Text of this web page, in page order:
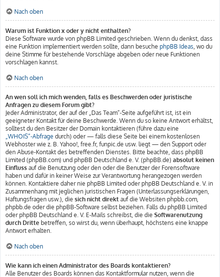
Nach oben
Warum ist Funktion x oder y nicht enthalten?
Diese Software wurde von phpBB Limited geschrieben. Wenn du denkst, dass
eine Funktion implementiert werden sollte, dann besuche phpBB Ideas, wo du
deine Stimme für bestehende Vorschläge abgeben oder neue Funktionen
vorschlagen kannst.
Nach oben
An wen soll ich mich wenden, falls es Beschwerden oder juristische
Anfragen zu diesem Forum gibt?
Jeder Administrator, der auf der „Das Team“-Seite aufgeführt ist, ist ein
geeigneter Kontakt für deine Beschwerde. Wenn du so keine Antwort erhältst,
solltest du den Besitzer der Domain kontaktieren (führe dazu eine
„WHOIS“-Abfrage durch) oder — falls diese Seite bei einem kostenlosen
Webhoster wie z. B. Yahoo!, free.fr, funpic.de usw. liegt — den Support oder
den Abuse-Kontakt des betreffenden Dienstes. Bitte beachte, dass phpBB
Limited (phpBB.com) und phpBB Deutschland e. V. (phpBB.de) absolut keinen
Einfluss auf die Benutzung oder den oder die Benutzer der Forensoftware
haben und dafür in keiner Weise zur Verantwortung herangezogen werden
können. Kontaktiere daher nie phpBB Limited oder phpBB Deutschland e. V. in
Zusammenhang mit jeglichen juristischen Fragen (Unterlassungserklärungen,
Haftungsfragen usw.), die sich nicht direkt auf die Websiten phpbb.com,
phpbb.de oder die phpBB-Software selbst beziehen. Falls du phpBB Limited
oder phpBB Deutschland e. V. E-Mails schreibst, die die Softwarenutzung
durch Dritte betreffen, so wirst du, wenn überhaupt, höchstens eine knappe
Antwort erhalten.
Nach oben
Wie kann ich einen Administrator des Boards kontaktieren?
Alle Benutzer des Boards können das Kontaktformular nutzen, wenn die